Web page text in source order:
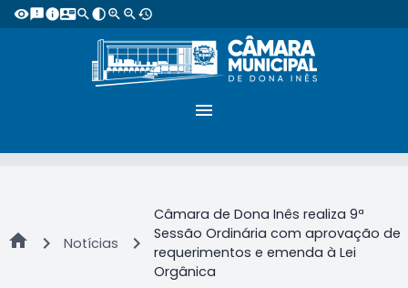
visibility feedbackinfocontact_mailsearch contrastzoom_in zoom_out restore
menu
home chevron_right Notícias chevron_right
Câmara de Dona Inês realiza 9ª
Sessão Ordinária com aprovação de
requerimentos e emenda à Lei
Orgânica